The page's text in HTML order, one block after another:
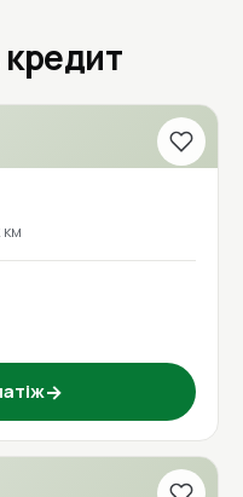
кредит
км
→